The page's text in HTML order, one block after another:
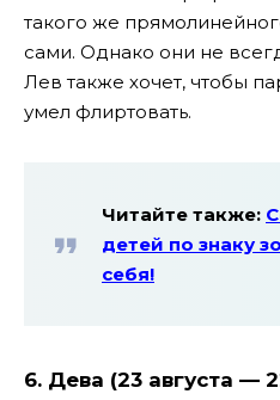
такого же
сами. Однако они не
Лев также хочет, чтобы
умел флиртовать.
Читайте также:
детей по знаку
себя!
6. Дева (23 августа —